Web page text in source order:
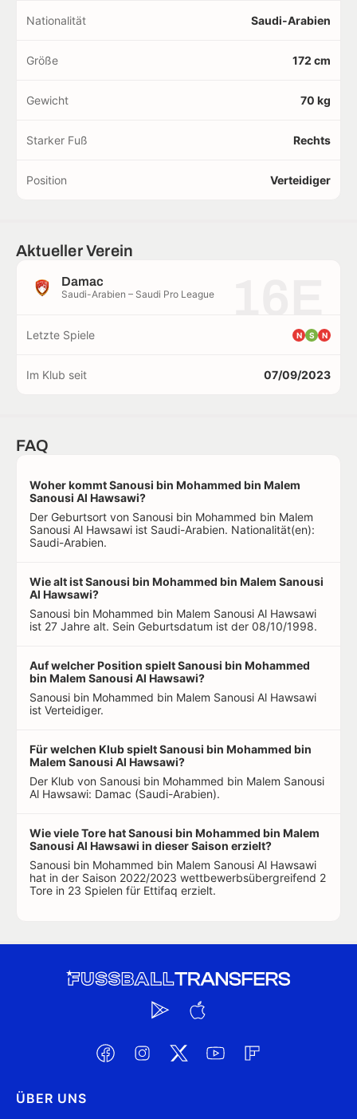
Nationalität Saudi-Arabien
Größe 172 cm
Gewicht 70 kg
Starker Fuß Rechts
Position Verteidiger
Aktueller Verein
Damac
Saudi-Arabien – Saudi Pro League
Letzte Spiele N S N
Im Klub seit 07/09/2023
FAQ
Woher kommt Sanousi bin Mohammed bin Malem
Sanousi Al Hawsawi?
Der Geburtsort von Sanousi bin Mohammed bin Malem
Sanousi Al Hawsawi ist Saudi-Arabien. Nationalität(en):
Saudi-Arabien.
Wie alt ist Sanousi bin Mohammed bin Malem Sanousi
Al Hawsawi?
Sanousi bin Mohammed bin Malem Sanousi Al Hawsawi
ist 27 Jahre alt. Sein Geburtsdatum ist der 08/10/1998.
Auf welcher Position spielt Sanousi bin Mohammed
bin Malem Sanousi Al Hawsawi?
Sanousi bin Mohammed bin Malem Sanousi Al Hawsawi
ist Verteidiger.
Für welchen Klub spielt Sanousi bin Mohammed bin
Malem Sanousi Al Hawsawi?
Der Klub von Sanousi bin Mohammed bin Malem Sanousi
Al Hawsawi: Damac (Saudi-Arabien).
Wie viele Tore hat Sanousi bin Mohammed bin Malem
Sanousi Al Hawsawi in dieser Saison erzielt?
Sanousi bin Mohammed bin Malem Sanousi Al Hawsawi
hat in der Saison 2022/2023 wettbewerbsübergreifend 2
Tore in 23 Spielen für Ettifaq erzielt.
ÜBER UNS